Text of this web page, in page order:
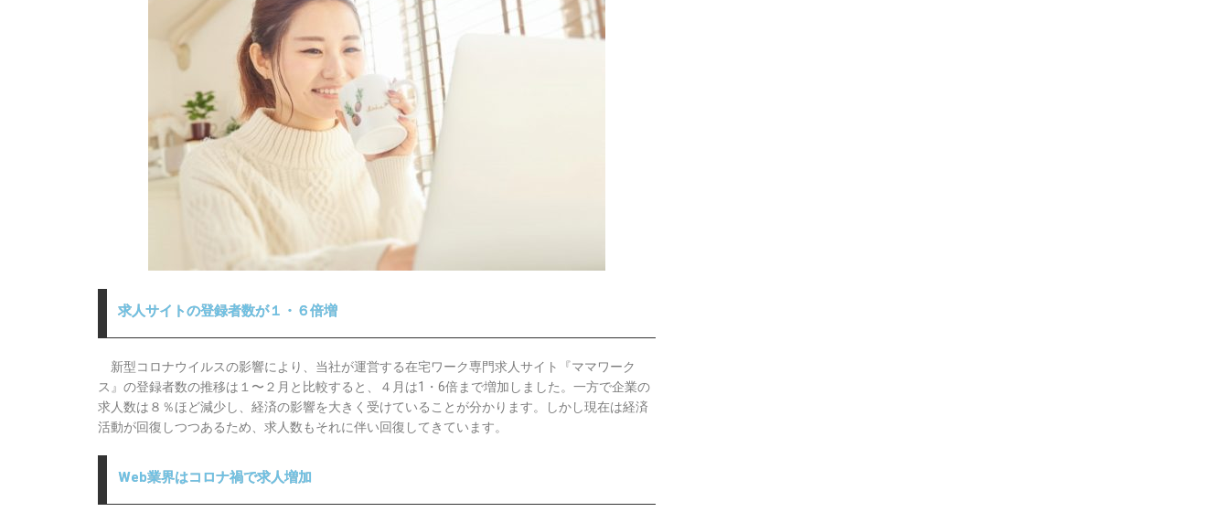
求人サイトの登録者数が１・６倍増
新型コロナウイルスの影響により、当社が運営する在宅ワーク専門求人サイト『ママワーク
ス』の登録者数の推移は １〜２月と比較すると、４月は1・6倍まで増加しました。 一方で企業の
求人数は８％ほど減少し、経済の影響を大きく受けていることが分かります。しかし現在は経済
活動が回復しつつあるため、求人数もそれに伴い回復してきています。
Web業界はコロナ禍で求人増加